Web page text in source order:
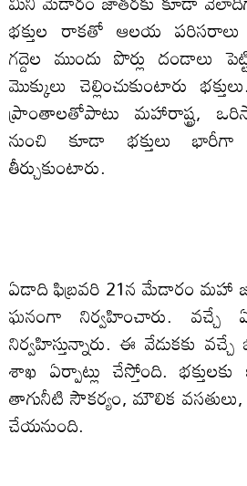
భక్తుల రాకతో ఆలయ పరిసరాలు
గద్దెల ముందు పొర్లు దండాలు
మొక్కులు చెల్లించుకుంటారు
ప్రాంతాలతోపాటు మహారాష్ట్ర,
నుంచి కూడా భక్తులు భారీగా
తీర్చుకుంటారు.
ఏడాది ఫిబ్రవరి 21న మేడారం మహా
ఘనంగా నిర్వహించారు.
నిర్వహిస్తున్నారు. ఈ వేడుకకు
శాఖ ఏర్పాట్లు చేస్తోంది.
తాగునీటి సౌకర్యం, మౌలిక
చేయనుంది.